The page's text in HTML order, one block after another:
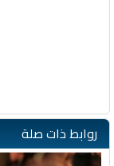
روابط ذات صلة